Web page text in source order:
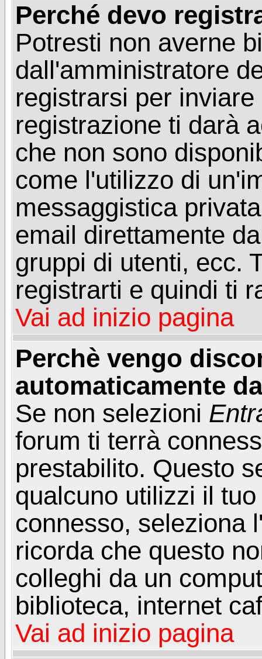
Perché devo
Potresti non averne
dall'amministratore
registrarsi per
registrazione ti darà
che non sono
come l'utilizzo di
messaggistica
email direttamente
gruppi di utenti, ecc.
registrarti e quindi ti
Vai ad inizio pagina
Perchè vengo
automaticamente
Se non selezioni
forum ti terrà
prestabilito. Questo
qualcuno utilizzi il
connesso, seleziona
ricorda che questo
colleghi da un
biblioteca, internet
Vai ad inizio pagina